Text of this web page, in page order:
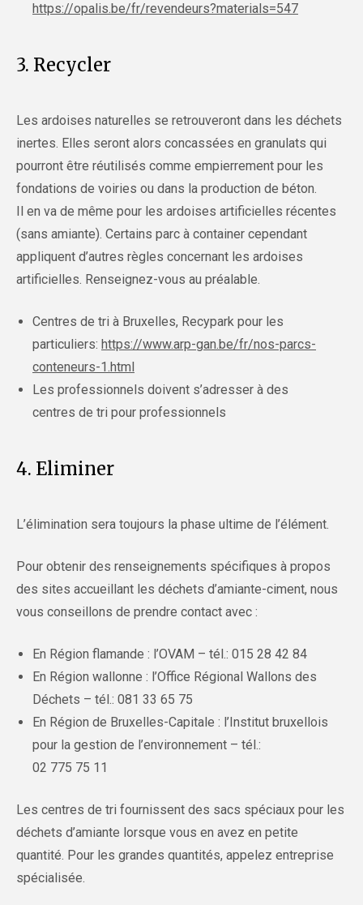
https://opalis.be/fr/revendeurs?materials=547
3. Recycler
Les ardoises naturelles se retrouveront dans les déchets
inertes. Elles seront alors concassées en granulats qui
pourront être réutilisés comme empierrement pour les
fondations de voiries ou dans la production de béton.
Il en va de même pour les ardoises artificielles récentes
(sans amiante). Certains parc à container cependant
appliquent d’autres règles concernant les ardoises
artificielles. Renseignez-vous au préalable.
Centres de tri à Bruxelles, Recypark pour les
particuliers: https://www.arp-gan.be/fr/nos-parcs-
conteneurs-1.html
Les professionnels doivent s’adresser à des
centres de tri pour professionnels
4. Eliminer
L’élimination sera toujours la phase ultime de l’élément.
Pour obtenir des renseignements spécifiques à propos
des sites accueillant les déchets d’amiante-ciment, nous
vous conseillons de prendre contact avec :
En Région flamande : l’OVAM – tél.: 015 28 42 84
En Région wallonne : l’Office Régional Wallons des
Déchets – tél.: 081 33 65 75
En Région de Bruxelles-Capitale : l’Institut bruxellois
pour la gestion de l’environnement – tél.:
02 775 75 11
Les centres de tri fournissent des sacs spéciaux pour les
déchets d’amiante lorsque vous en avez en petite
quantité. Pour les grandes quantités, appelez entreprise
spécialisée.